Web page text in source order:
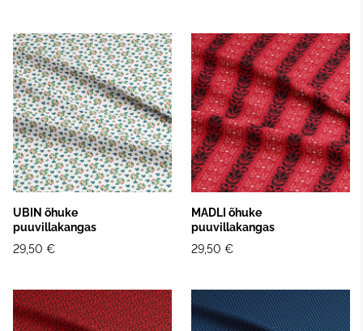
UBIN õhuke
puuvillakangas
29,50 €
MADLI õhuke
puuvillakangas
29,50 €